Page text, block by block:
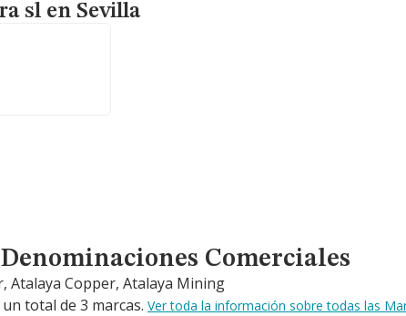
sl en Sevilla
Comerciales Comerciales
Atalaya Copper, Atalaya Mining
total de 3 marcas. Ver toda la información sobre todas las